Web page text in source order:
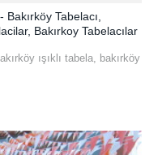
Tabelacı,
Bakırkoy Tabelacılar
ışıklı tabela, bakırköy